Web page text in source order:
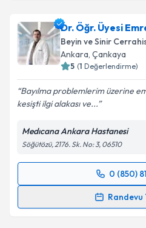
Dr. Öğr. Üyesi
Beyin ve Sinir
Ankara, Çankaya
5 (1 Değerlendirme)
Bayılma problemlerim üzerine
kesişti ilgi alakası ve...
Medıcana Ankara Hastanesi
Söğütözü, 2176. Sk. No: 3, 06510
0 (850)
Randevu
Randevu Takvimi